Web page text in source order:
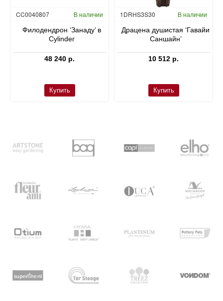
CC0040807 В наличии
Филодендрон ‘Занаду’ в
Cylinder
48 240 р.
Купить
Гидропоника
1DRHS3S30 В наличии
Драцена душистая ‘Гавайи
Саншайн’
10 512 р.
Купить